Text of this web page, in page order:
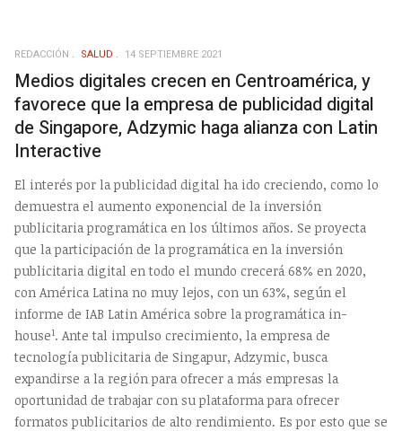
REDACCIÓN SALUD 14 SEPTIEMBRE 2021
Medios digitales crecen en Centroamérica, y
favorece que la empresa de publicidad digital
de Singapore, Adzymic haga alianza con Latin
Interactive
El interés por la publicidad digital ha ido creciendo, como lo
demuestra el aumento exponencial de la inversión
publicitaria programática en los últimos años. Se proyecta
que la participación de la programática en la inversión
publicitaria digital en todo el mundo crecerá 68% en 2020,
con América Latina no muy lejos, con un 63%, según el
informe de IAB Latin América sobre la programática in-
house1. Ante tal impulso crecimiento, la empresa de
tecnología publicitaria de Singapur, Adzymic, busca
expandirse a la región para ofrecer a más empresas la
oportunidad de trabajar con su plataforma para ofrecer
formatos publicitarios de alto rendimiento. Es por esto que se